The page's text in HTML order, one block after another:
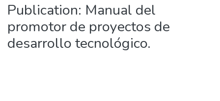
Publication: Manual del
promotor de proyectos de
desarrollo tecnológico.